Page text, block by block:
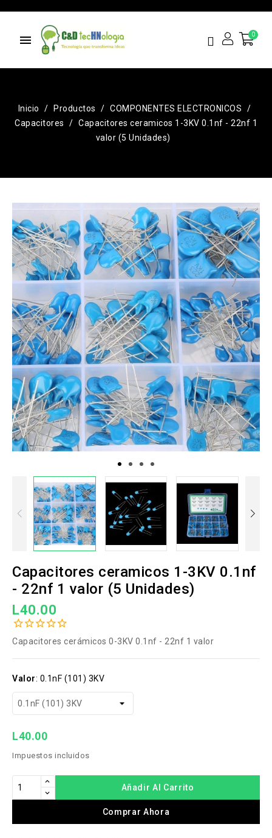
menu
Inicio Productos
COMPONENTES ELECTRONICOS
Capacitores
Capacitores ceramicos 1-3KV 0.1nf - 22nf 1
valor (5 Unidades)
Capacitores ceramicos 1-3KV 0.1nf
- 22nf 1 valor (5 Unidades)
L40.00
Capacitores cerámicos 0-3KV 0.1nf - 22nf 1 valor
Valor: 0.1nF (101) 3KV
L40.00
Impuestos incluidos
Añadir Al Carrito
Comprar Ahora